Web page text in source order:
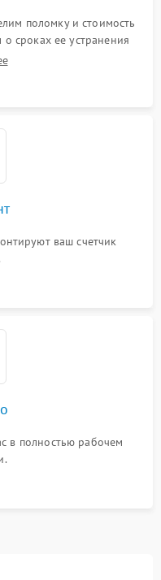
поломку и стоимость
сроках ее устранения
ваш счетчик
в полностью рабочем